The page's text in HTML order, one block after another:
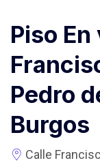
Piso
Pedro
Burgos
Calle